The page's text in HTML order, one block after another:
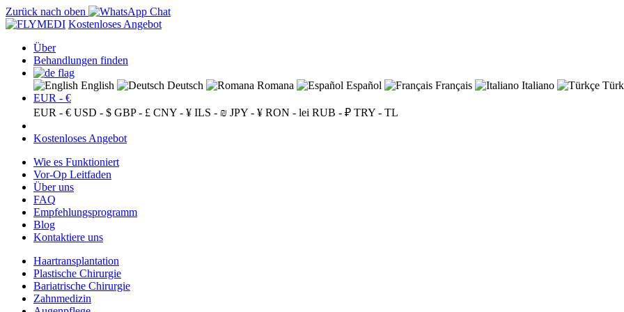
Zurück nach oben
Kostenloses Angebot
Über
Behandlungen finden
English Deutsch Romana Español Français Italiano
EUR - €
EUR - € USD - $ GBP - £ CNY - ¥ ILS - ₪ JPY - ¥ RON - lei RUB - ₽ TRY - TL
Kostenloses Angebot
Wie es Funktioniert
Vor-Op Leitfaden
Über uns
FAQ
Empfehlungsprogramm
Blog
Kontaktiere uns
Haartransplantation
Plastische Chirurgie
Bariatrische Chirurgie
Zahnmedizin